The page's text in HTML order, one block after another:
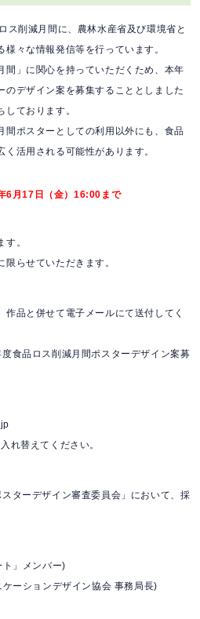
ス削減月間に、農林水産省及び環境省と
々な情報発信等を行っています。
間」に関心を持っていただくため、本年
のデザイン案を募集することとしました
ております。
間ポスターとしての利用以外にも、食品
活用される可能性があります。
6月17日（金）16:00まで
。
らせていただきます。
品と併せて電子メールにて送付してく
食品ロス削減月間ポスターデザイン案募
れ替えてください。
スターデザイン審査委員会」において、採
」メンバー)
ーションデザイン協会 事務局長)